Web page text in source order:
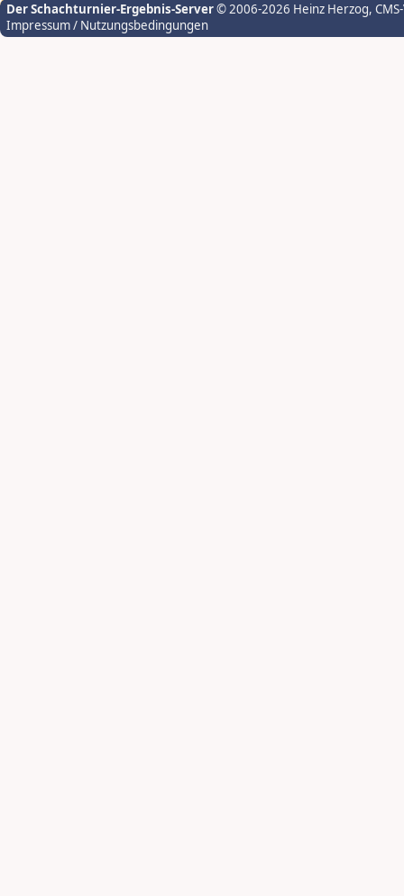
Der Schachturnier-Ergebnis-Server© 2006-2026 Heinz Herzog,
Impressum / Nutzungsbedingungen